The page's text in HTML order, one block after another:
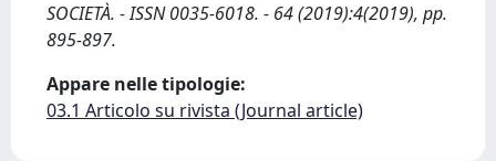
SOCIETÀ. - ISSN 0035-6018. - 64 (2019):4(2019), pp.
895-897.
Appare nelle tipologie:
03.1 Articolo su rivista (Journal article)